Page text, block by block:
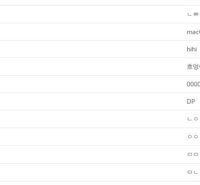
ㄴㄻ
hihi
흐엉
DP
ㄴ
ㅇ
ㅁㅁ
ㅁ